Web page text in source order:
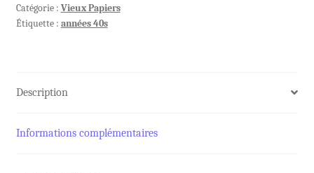
de
BELGIQUE
Catégorie : Vieux Papiers
Étiquette : années 40s
Description
Informations complémentaires